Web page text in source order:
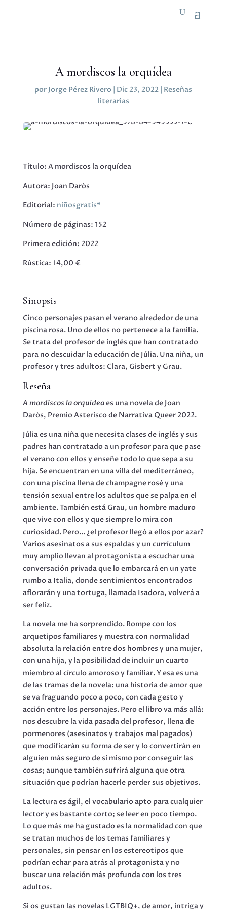
A mordiscos la orquídea
por Jorge Pérez Rivero | Dic 23, 2022 | Reseñas
literarias
Título: A mordiscos la orquídea
Autora: Joan Daròs
Editorial: niñosgratis*
Número de páginas: 152
Primera edición: 2022
Rústica: 14,00 €
Sinopsis
Cinco personajes pasan el verano alrededor de una
piscina rosa. Uno de ellos no pertenece a la familia.
Se trata del profesor de inglés que han contratado
para no descuidar la educación de Júlia. Una niña, un
profesor y tres adultos: Clara, Gisbert y Grau.
Reseña
A mordiscos la orquídeaes una novela de Joan
Daròs, Premio Asterisco de Narrativa Queer 2022.
Júlia es una niña que necesita clases de inglés y sus
padres han contratado a un profesor para que pase
el verano con ellos y enseñe todo lo que sepa a su
hija. Se encuentran en una villa del mediterráneo,
con una piscina llena de champagne rosé y una
tensión sexual entre los adultos que se palpa en el
ambiente. También está Grau, un hombre maduro
que vive con ellos y que siempre lo mira con
curiosidad. Pero... ¿el profesor llegó a ellos por azar?
Varios asesinatos a sus espaldas y un currículum
muy amplio llevan al protagonista a escuchar una
conversación privada que lo embarcará en un yate
rumbo a Italia, donde sentimientos encontrados
aflorarán y una tortuga, llamada Isadora, volverá a
ser feliz.
La novela me ha sorprendido. Rompe con los
arquetipos familiares y muestra con normalidad
absoluta la relación entre dos hombres y una mujer,
con una hija, y la posibilidad de incluir un cuarto
miembro al círculo amoroso y familiar. Y esa es una
de las tramas de la novela: una historia de amor que
se va fraguando poco a poco, con cada gesto y
acción entre los personajes. Pero el libro va más allá:
nos descubre la vida pasada del profesor, llena de
pormenores (asesinatos y trabajos mal pagados)
que modificarán su forma de ser y lo convertirán en
alguien más seguro de sí mismo por conseguir las
cosas; aunque también sufrirá alguna que otra
situación que podrían hacerle perder sus objetivos.
La lectura es ágil, el vocabulario apto para cualquier
lector y es bastante corto; se leer en poco tiempo.
Lo que más me ha gustado es la normalidad con que
se tratan muchos de los temas familiares y
personales, sin pensar en los estereotipos que
podrían echar para atrás al protagonista y no
buscar una relación más profunda con los tres
adultos.
Si os gustan las novelas LGTBIQ+, de amor, intriga y